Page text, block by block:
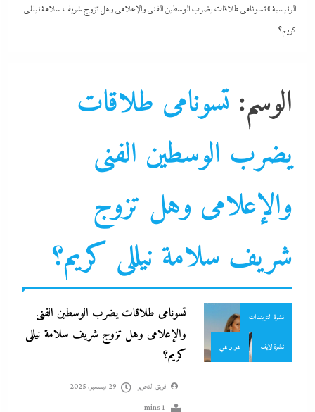
الرئيسية»تسونامى طلاقات يضرب الوسطين الفنى والإعلامى وهل تزوج شريف سلامة نيللى
كريم؟
الوسم: تسونامى طلاقات
يضرب الوسطين الفنى
والإعلامى وهل تزوج
شريف سلامة نيللى كريم؟
التحليل اللحظي
تصحيف سوشيال
جاءنا الآن
سوشيال ميديا فنون
نجوم نشرة الأخبار
نشرة التريندات
نشرة لايف هو و هي
تسونامى طلاقات يضرب الوسطين الفنى
والإعلامى وهل تزوج شريف سلامة نيللى
كريم؟
فريق التحرير
29 ديسمبر، 2025
1 mins